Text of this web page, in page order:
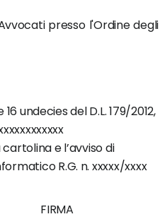
presso l'Ordine degli
undecies del D.L. 179/2012,
e l’avviso di
R.G. n. xxxxx/xxxx